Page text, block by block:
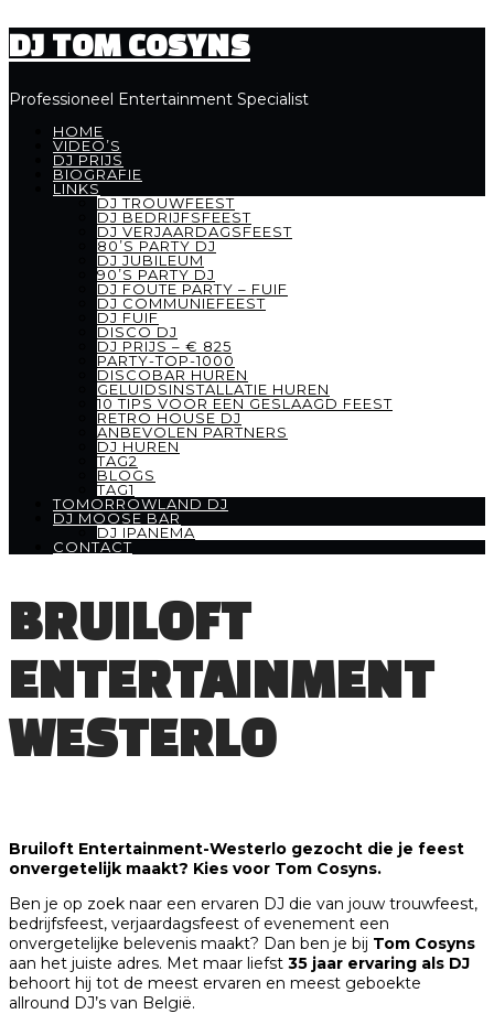
DJ TOM COSYNS
Professioneel Entertainment Specialist
HOME
VIDEO’S
DJ PRIJS
BIOGRAFIE
LINKS
DJ TROUWFEEST
DJ BEDRIJFSFEEST
DJ VERJAARDAGSFEEST
80’S PARTY DJ
DJ JUBILEUM
90’S PARTY DJ
DJ FOUTE PARTY – FUIF
DJ COMMUNIEFEEST
DJ FUIF
DISCO DJ
DJ PRIJS – € 825
PARTY-TOP-1000
DISCOBAR HUREN
GELUIDSINSTALLATIE HUREN
10 TIPS VOOR EEN GESLAAGD FEEST
RETRO HOUSE DJ
ANBEVOLEN PARTNERS
DJ HUREN
TAG2
BLOGS
TAG1
TOMORROWLAND DJ
DJ MOOSE BAR
DJ IPANEMA
CONTACT
BRUILOFT
ENTERTAINMENT
WESTERLO
Bruiloft Entertainment-Westerlo gezocht die je feest
onvergetelijk maakt? Kies voor Tom Cosyns.
Ben je op zoek naar een ervaren DJ die van jouw trouwfeest,
bedrijfsfeest, verjaardagsfeest of evenement een
onvergetelijke belevenis maakt? Dan ben je bij Tom Cosyns
aan het juiste adres. Met maar liefst 35 jaar ervaring als DJ
behoort hij tot de meest ervaren en meest geboekte
allround DJ’s van België.